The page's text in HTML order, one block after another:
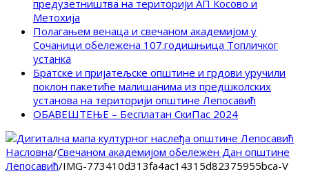
предузетништва на територији АП Косово и
Метохија
Полагањем венаца и свечаном академијом у
Сочаници обележена 107.годишњица Топличког
устанка
Братске и пријатељске општине и грдови уручили
поклон пакетиће малишанима из предшколских
установа на територији општине Лепосавић
ОБАВЕШТЕЊЕ – Бесплатан СкиПас 2024
Насловна/Свечаном академијом обележен Дан општине
Лепосавић/IMG-773410d313fa4ac14315d82375955bca-V